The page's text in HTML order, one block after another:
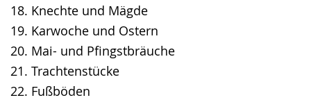
18. Knechte und Mägde
19. Karwoche und Ostern
20. Mai- und Pfingstbräuche
21. Trachtenstücke
22. Fußböden